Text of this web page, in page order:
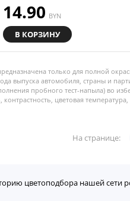
14.90 BYN
В КОРЗИНУ
только для полной
выпуска автомобиля, страны и
пробного тест-напыла) во
цветовая
На странице:
цветоподбора нашей сети